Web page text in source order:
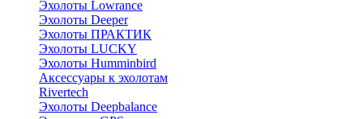
Эхолоты Lowrance
Эхолоты Deeper
Эхолоты ПРАКТИК
Эхолоты LUCKY
Эхолоты Humminbird
Аксессуары к эхолотам
Rivertech
Эхолоты Deepbalance